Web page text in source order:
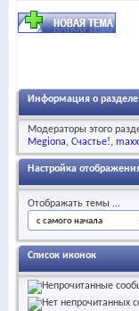
Информация о
Модераторы этого
Megiona Счастье!
Настройка
Отображать темы ...
Список иконок